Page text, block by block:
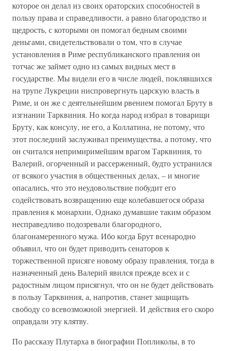
которое он делал из своих ораторских способностей в
пользу права и справедливости, а равно благородство и
щедрость, с которыми он помогал бедным своими
деньгами, свидетельствовали о том, что в случае
установления в Риме республиканского правления он
тотчас же займет одно из самых видных мест в
государстве. Мы видели его в числе людей, поклявшихся
на трупе Лукреции ниспровергнуть царскую власть в
Риме, и он же с деятельнейшим рвением помогал Бруту в
изгнании Тарквиния. Но когда народ избрал в товарищи
Бруту, как консулу, не его, а Коллатина, не потому, что
этот последний заслуживал преимущества, а потому, что
он считался непримиримейшим врагом Тарквиния, то
Валерий, огорченный и рассерженный, будто устранился
от всякого участия в общественных делах, – и многие
опасались, что это неудовольствие побудит его
содействовать возвращению еще колебавшегося образа
правления к монархии, Однако думавшие таким образом
несправедливо подозревали благородного,
благонамеренного мужа. Ибо когда Брут всенародно
объявил, что он будет приводить сенаторов к
торжественной присяге новому образу правления, тогда в
назначенный день Валерий явился прежде всех и с
радостным лицом присягнул, что он не будет действовать
в пользу Тарквиния, а, напротив, станет защищать
свободу со всевозможной энергией. И действия его скоро
оправдали эту клятву.
По рассказу Плутарха в биографии Попликолы, в то